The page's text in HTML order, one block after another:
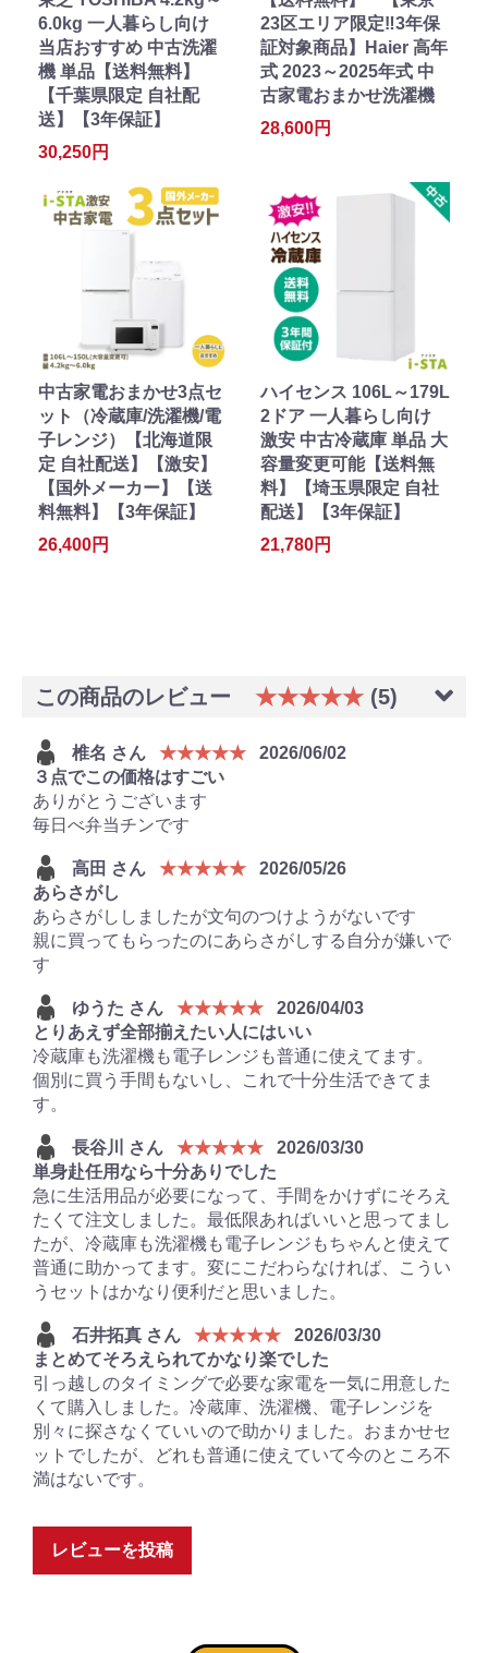
6.0kg 一人暮らし向け
当店おすすめ 中古洗濯
機 単品【送料無料】
【千葉県限定 自社配
送】【3年保証】
30,250円
23区エリア限定‼3年保
証対象商品】Haier 高年
式 2023～2025年式 中
古家電おまかせ洗濯機
28,600円
中古家電おまかせ3点セ
ット（冷蔵庫/洗濯機/電
子レンジ）【北海道限
定 自社配送】【激安】
【国外メーカー】【送
料無料】【3年保証】
26,400円
ハイセンス 106L～179L
2ドア 一人暮らし向け
激安 中古冷蔵庫 単品 大
容量変更可能【送料無
料】【埼玉県限定 自社
配送】【3年保証】
21,780円
この商品のレビュー ★★★★★ (5)
椎名 さん ★★★★★
2026/06/02
３点でこの価格はすごい
ありがとうございます
毎日べ弁当チンです
高田 さん ★★★★★
2026/05/26
あらさがし
あらさがししましたが文句のつけようがないです
親に買ってもらったのにあらさがしする自分が嫌いで
す
ゆうた さん ★★★★★
2026/04/03
とりあえず全部揃えたい人にはいい
冷蔵庫も洗濯機も電子レンジも普通に使えてます。
個別に買う手間もないし、これで十分生活できてま
す。
長谷川 さん ★★★★★
2026/03/30
単身赴任用なら十分ありでした
急に生活用品が必要になって、手間をかけずにそろえ
たくて注文しました。最低限あればいいと思ってまし
たが、冷蔵庫も洗濯機も電子レンジもちゃんと使えて
普通に助かってます。変にこだわらなければ、こうい
うセットはかなり便利だと思いました。
石井拓真 さん ★★★★★
2026/03/30
まとめてそろえられてかなり楽でした
引っ越しのタイミングで必要な家電を一気に用意した
くて購入しました。冷蔵庫、洗濯機、電子レンジを
別々に探さなくていいので助かりました。おまかせセ
ットでしたが、どれも普通に使えていて今のところ不
満はないです。
レビューを投稿